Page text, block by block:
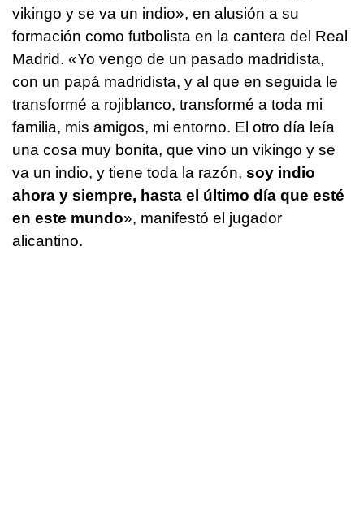
vikingo y se va un indio», en alusión a su
formación como futbolista en la cantera del Real
Madrid. «Yo vengo de un pasado madridista,
con un papá madridista, y al que en seguida le
transformé a rojiblanco, transformé a toda mi
familia, mis amigos, mi entorno. El otro día leía
una cosa muy bonita, que vino un vikingo y se
va un indio, y tiene toda la razón, soy indio
ahora y siempre, hasta el último día que esté
en este mundo», manifestó el jugador
alicantino.